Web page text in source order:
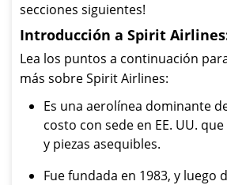
secciones siguientes!
Introducción a Spirit
Lea los puntos a continuación
más sobre Spirit Airlines:
Es una aerolínea dominante
costo con sede en EE. UU.
y piezas asequibles.
Fue fundada en 1983, y luego